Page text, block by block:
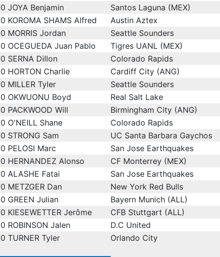
0 JOYA Benjamin
Santos Laguna (MEX)
0 KOROMA SHAMS Alfred
Austin Aztex
0 MORRIS Jordan
Seattle Sounders
0 OCEGUEDA Juan Pablo
Tigres UANL (MEX)
0 SERNA Dillon
Colorado Rapids
0 HORTON Charlie
Cardiff City (ANG)
0 MILLER Tyler
Seattle Sounders
0 OKWUONU Boyd
Real Salt Lake
0 PACKWOOD Will
Birmingham City (ANG)
0 O'NEILL Shane
Colorado Rapids
0 STRONG Sam
UC Santa Barbara Gaychos
0 PELOSI Marc
San Jose Earthquakes
0 HERNANDEZ Alonso
CF Monterrey (MEX)
0 ALASHE Fatai
San Jose Earthquakes
0 METZGER Dan
New York Red Bulls
0 GREEN Julian
Bayern Munich (ALL)
0 KIESEWETTER Jerôme
CFB Stuttgart (ALL)
0 ROBINSON Jalen
D.C United
0 TURNER Tyler Orlando City